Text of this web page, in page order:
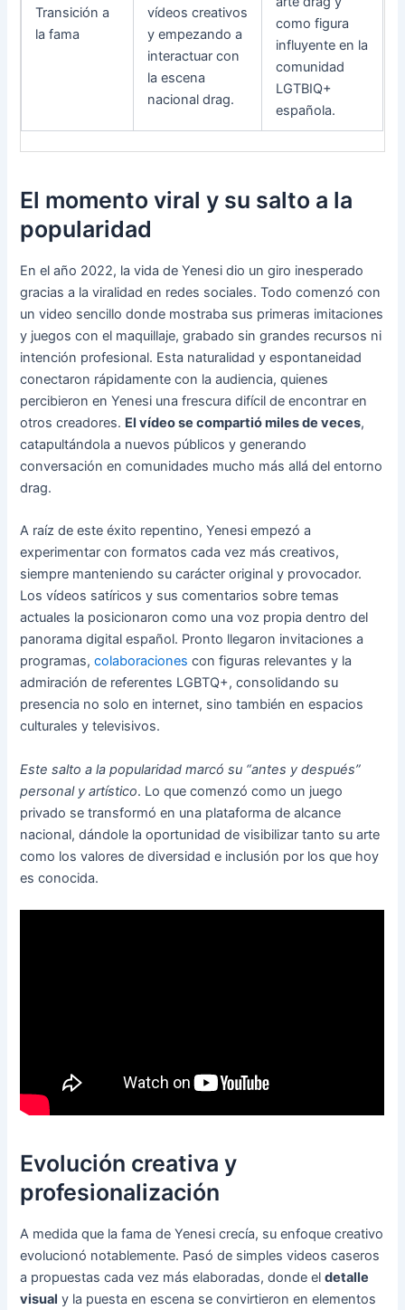
Transición a
la fama
vídeos creativos
y empezando a
interactuar con
la escena
nacional drag.
como figura
influyente en la
comunidad
LGTBIQ+
española.
El momento viral y su salto a la
popularidad
En el año 2022, la vida de Yenesi dio un giro inesperado
gracias a la viralidad en redes sociales. Todo comenzó con
un video sencillo donde mostraba sus primeras imitaciones
y juegos con el maquillaje, grabado sin grandes recursos ni
intención profesional. Esta naturalidad y espontaneidad
conectaron rápidamente con la audiencia, quienes
percibieron en Yenesi una frescura difícil de encontrar en
otros creadores. El vídeo se compartió miles de veces,
catapultándola a nuevos públicos y generando
conversación en comunidades mucho más allá del entorno
drag.
A raíz de este éxito repentino, Yenesi empezó a
experimentar con formatos cada vez más creativos,
siempre manteniendo su carácter original y provocador.
Los vídeos satíricos y sus comentarios sobre temas
actuales la posicionaron como una voz propia dentro del
panorama digital español. Pronto llegaron invitaciones a
programas,colaboraciones con figuras relevantes y la
admiración de referentes LGBTQ+, consolidando su
presencia no solo en internet, sino también en espacios
culturales y televisivos.
Este salto a la popularidad marcó su “antes y después”
personal y artístico. Lo que comenzó como un juego
privado se transformó en una plataforma de alcance
nacional, dándole la oportunidad de visibilizar tanto su arte
como los valores de diversidad e inclusión por los que hoy
es conocida.
Evolución creativa y
profesionalización
A medida que la fama de Yenesi crecía, su enfoque creativo
evolucionó notablemente. Pasó de simples videos caseros
a propuestas cada vez más elaboradas, donde eldetalle
visual y la puesta en escena se convirtieron en elementos